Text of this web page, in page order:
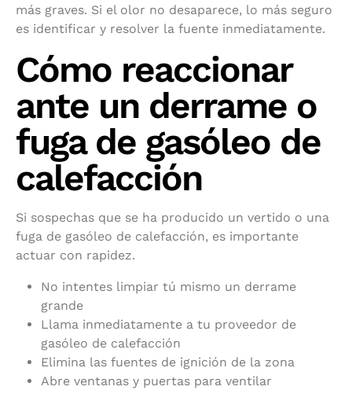
más graves. Si el olor no desaparece, lo más seguro
es identificar y resolver la fuente inmediatamente.
Cómo reaccionar
ante un derrame o
fuga de gasóleo de
calefacción
Si sospechas que se ha producido un vertido o una
fuga de gasóleo de calefacción, es importante
actuar con rapidez.
No intentes limpiar tú mismo un derrame
grande
Llama inmediatamente a tu proveedor de
gasóleo de calefacción
Elimina las fuentes de ignición de la zona
Abre ventanas y puertas para ventilar